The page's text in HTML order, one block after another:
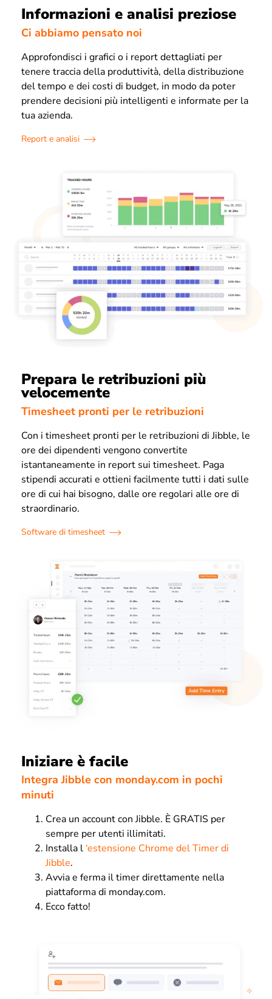
Informazioni e analisi preziose
Ci abbiamo pensato noi
Approfondisci i grafici o i report dettagliati per
tenere traccia della produttività, della distribuzione
del tempo e dei costi di budget, in modo da poter
prendere decisioni più intelligenti e informate per la
tua azienda.
Report e analisi
Prepara le retribuzioni più
velocemente
Timesheet pronti per le retribuzioni
Con i timesheet pronti per le retribuzioni di Jibble, le
ore dei dipendenti vengono convertite
istantaneamente in report sui timesheet. Paga
stipendi accurati e ottieni facilmente tutti i dati sulle
ore di cui hai bisogno, dalle ore regolari alle ore di
straordinario.
Software di timesheet
Iniziare è facile
Integra Jibble con monday.com in pochi
minuti
Crea un account con Jibble. È GRATIS per
sempre per utenti illimitati.
Installa l ‘estensione Chrome del Timer di
Jibble.
Avvia e ferma il timer direttamente nella
piattaforma di monday.com.
Ecco fatto!